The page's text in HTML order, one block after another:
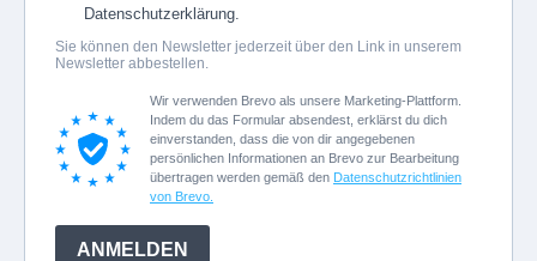
Datenschutzerklärung.
Sie können den Newsletter jederzeit über den Link in unserem
Newsletter abbestellen.
Wir verwenden Brevo als unsere Marketing-Plattform.
Indem du das Formular absendest, erklärst du dich
einverstanden, dass die von dir angegebenen
persönlichen Informationen an Brevo zur Bearbeitung
übertragen werden gemäß den Datenschutzrichtlinien
von Brevo.
ANMELDEN